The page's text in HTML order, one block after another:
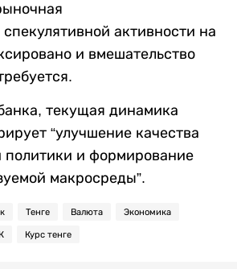
спекулятивной активности на
и вмешательство
текущая динамика
“улучшение качества
политики и формирование
макросреды”.
Тенге Валюта Экономика
Курс тенге